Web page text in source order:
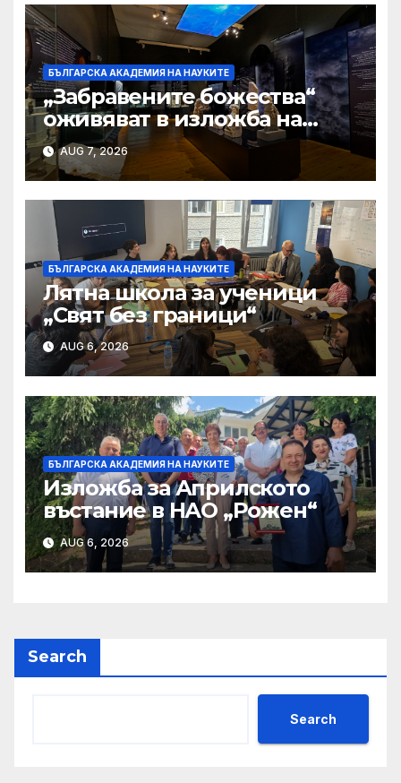
БЪЛГАРСКА АКАДЕМИЯ НА НАУКИТЕ
„Забравените божества“
оживяват в изложба на
Националния
археологически музей
AUG 7, 2026
БЪЛГАРСКА АКАДЕМИЯ НА НАУКИТЕ
Лятна школа за ученици
„Свят без граници“
AUG 6, 2026
БЪЛГАРСКА АКАДЕМИЯ НА НАУКИТЕ
Изложба за Априлското
въстание в НАО „Рожен“
AUG 6, 2026
Search
Search